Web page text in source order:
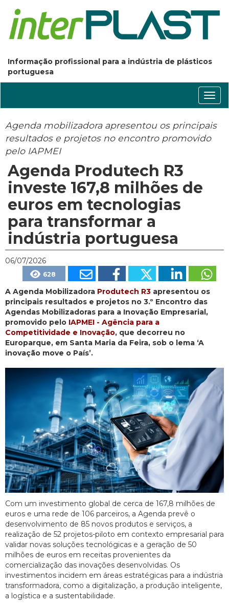
Informação profissional para a indústria de plásticos
portuguesa
Agenda mobilizadora apresentou os principais
resultados e projetos no encontro promovido
pelo IAPMEI
Agenda Produtech R3
investe 167,8 milhões de
euros em tecnologias
para transformar a
indústria portuguesa
06/07/2026
628
A Agenda Mobilizadora Produtech R3 apresentou os
principais resultados e projetos no 3.º Encontro das
Agendas Mobilizadoras para a Inovação Empresarial,
promovido pelo IAPMEI - Agência para a
Competitividade e Inovação, que decorreu no
Europarque, em Santa Maria da Feira, sob o lema ‘A
inovação move o País’.
Com um investimento global de cerca de 167,8 milhões de
euros e uma rede de 106 parceiros, a Agenda prevê o
desenvolvimento de 85 novos produtos e serviços, a
realização de 52 projetos-piloto em contexto empresarial para
validar novas soluções tecnológicas e a geração de 50
milhões de euros em receitas provenientes da
comercialização das inovações desenvolvidas. Os
investimentos incidem em áreas estratégicas para a indústria
transformadora, como a digitalização, a produção inteligente,
a logística e a sustentabilidade.